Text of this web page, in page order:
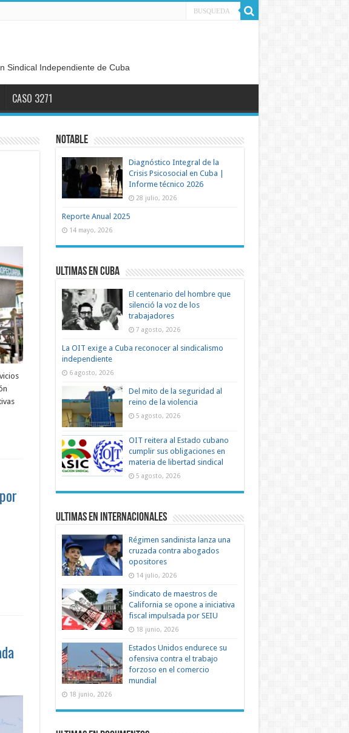
Sindical Independiente de Cuba
CASO 3271
Notable
Diagnóstico Integral de la
Crisis Psicosocial en Cuba |
Informe técnico 2026
28 julio, 2026
Reporte Anual 2025
14 mayo, 2026
Ultimas en Cuba
El centenario del hombre que
silenció la voz de los
trabajadores
7 agosto, 2026
La OIT exige a Cuba reconocer al sindicalismo
independiente
6 agosto, 2026
Del mito de la seguridad al
reino de la violencia
5 agosto, 2026
OIT reitera al Estado cubano
cumplir sus obligaciones en
materia de libertad sindical
5 agosto, 2026
Ultimas en Internacionales
Régimen sandinista lanza una
cruzada contra abogados
opositores
14 julio, 2026
Sindicato de maestros de
California se opone a iniciativa
fiscal impulsada por SEIU
18 junio, 2026
Estados Unidos endurece su
ofensiva contra el trabajo
forzoso en el comercio
mundial
18 junio, 2026